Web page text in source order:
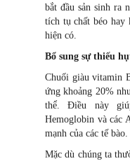
bắt đầu sản sinh ra
tích tụ chất béo hay
hiện có.
Bổ sung sự thiếu
Chuối giàu vitamin
ứng khoảng 20%
thể. Điều này
Hemoglobin và các
mạnh của các tế bào.
Mặc dù chúng ta